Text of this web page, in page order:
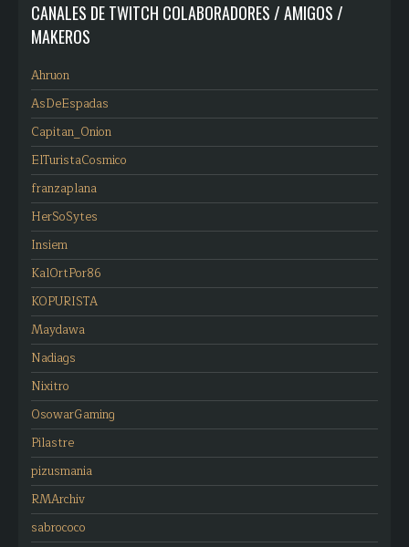
CANALES DE TWITCH COLABORADORES / AMIGOS /
MAKEROS
Ahruon
AsDeEspadas
Capitan_Onion
ElTuristaCosmico
franzaplana
HerSoSytes
Insiem
KalOrtPor86
KOPURISTA
Maydawa
Nadiags
Nixitro
OsowarGaming
Pilastre
pizusmania
RMArchiv
sabrococo